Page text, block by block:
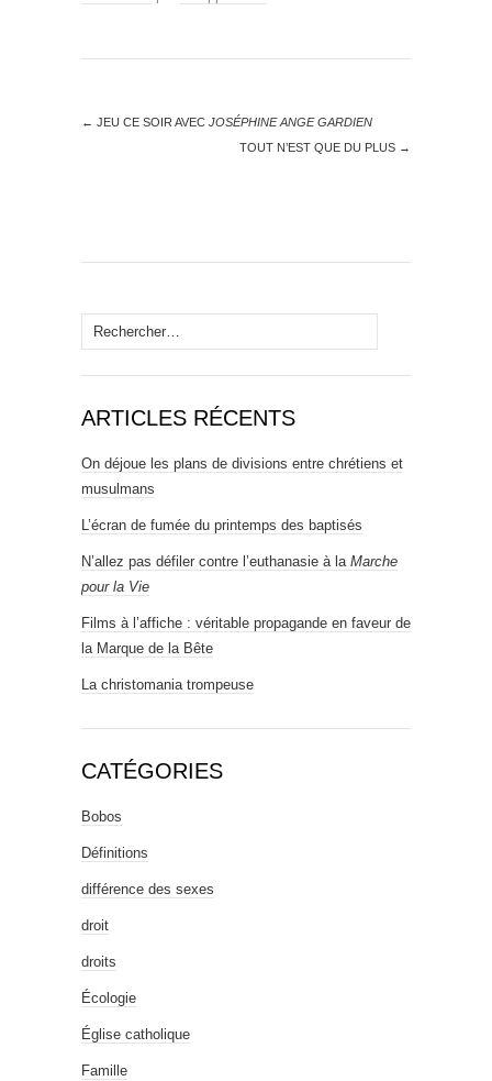
← JEU CE SOIR AVEC JOSÉPHINE ANGE GARDIEN
TOUT N’EST QUE DU PLUS →
Rechercher :
ARTICLES RÉCENTS
On déjoue les plans de divisions entre chrétiens et
musulmans
L’écran de fumée du printemps des baptisés
N’allez pas défiler contre l’euthanasie à la Marche
pour la Vie
Films à l’affiche : véritable propagande en faveur de
la Marque de la Bête
La christomania trompeuse
CATÉGORIES
Bobos
Définitions
différence des sexes
droit
droits
Écologie
Église catholique
Famille